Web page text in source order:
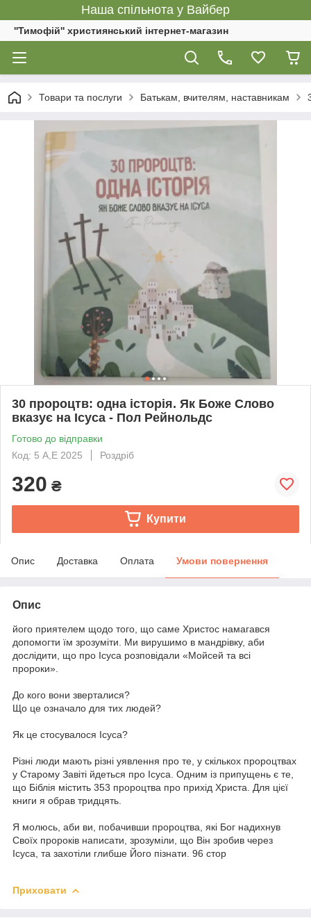
Наша спільнота у Вайбер
''Тимофій'' християнський інтернет-магазин
Товари та послуги Батькам, вчителям, наставникам
30 пророцтв: одна історія. Як Боже Слово
вказує на Ісуса - Пол Рейнольдс
Готово до відправки
Код: 5 А,Е 2025
Роздріб
320 ₴
Купити
Опис Доставка Оплата Умови повернення
Опис
його приятелем щодо того, що саме Христос намагався
допомогти їм зрозуміти. Ми вирушимо в мандрівку, аби
дослідити, що про Ісуса розповідали «Мойсей та всі
пророки».
До кого вони зверталися?
Що це означало для тих людей?
Як це стосувалося Ісуса?
Різні люди мають різні уявлення про те, у скількох пророцтвах
у Старому Завіті йдеться про Ісуса. Одним із припущень є те,
що Біблія містить 353 пророцтва про прихід Христа. Для цієї
книги я обрав тридцять.
Я молюсь, аби ви, побачивши пророцтва, які Бог надихнув
Своїх пророків написати, зрозуміли, що Він зробив через
Ісуса, та захотіли глибше Його пізнати. 96 стор
Приховати